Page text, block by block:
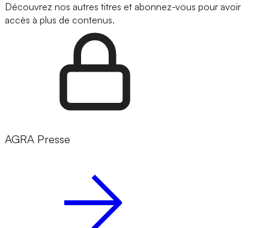
Découvrez nos autres titres et abonnez-vous pour avoir
accès à plus de contenus.
AGRA Presse